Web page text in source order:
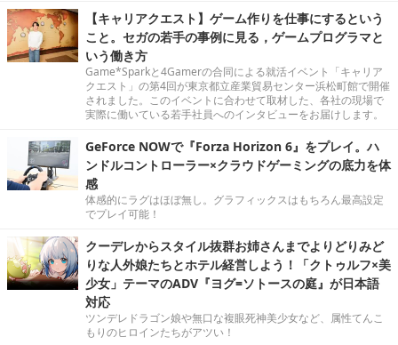
【キャリアクエスト】ゲーム作りを仕事にするという
こと。セガの若手の事例に見る，ゲームプログラマと
いう働き方
Game*Sparkと4Gamerの合同による就活イベント「キャリア
クエスト」の第4回が東京都立産業貿易センター浜松町館で開催
されました。このイベントに合わせて取材した、各社の現場で
実際に働いている若手社員へのインタビューをお届けします。
GeForce NOWで『Forza Horizon 6』をプレイ。ハ
ンドルコントローラー×クラウドゲーミングの底力を体
感
体感的にラグはほぼ無し。グラフィックスはもちろん最高設定
でプレイ可能！
クーデレからスタイル抜群お姉さんまでよりどりみど
りな人外娘たちとホテル経営しよう！「クトゥルフ×美
少女」テーマのADV『ヨグ=ソトースの庭』が日本語
対応
ツンデレドラゴン娘や無口な複眼死神美少女など、属性てんこ
もりのヒロインたちがアツい！